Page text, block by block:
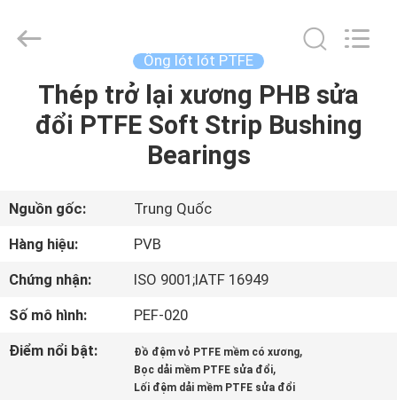
NHÀ
VIDEO
TRÌNH
DIỄN
VR
Sliding
Ống lót lót PTFE
Thép trở lại xương PHB sửa
đổi PTFE Soft Strip Bushing
Bearings
Nguồn gốc:
Trung Quốc
Hàng hiệu:
PVB
Chứng nhận:
ISO 9001;IATF 16949
Số mô hình:
PEF-020
Điểm nổi bật:
Đồ đệm vỏ PTFE mềm có xương,
Bọc dải mềm PTFE sửa đổi,
Lối đệm dải mềm PTFE sửa đổi